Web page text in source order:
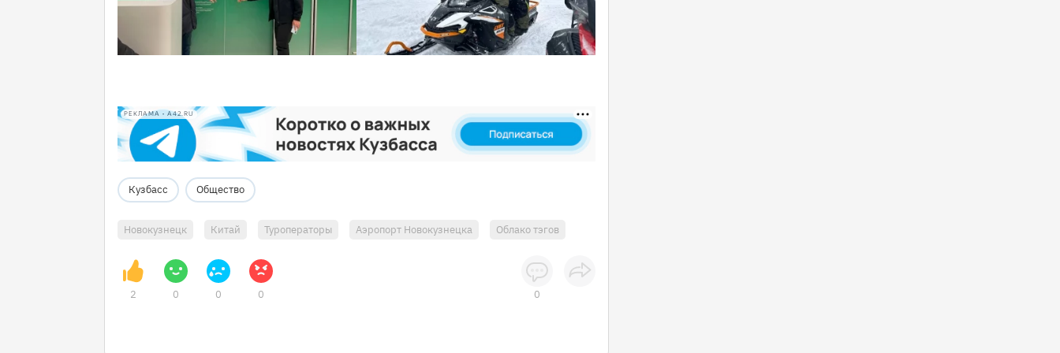
РЕКЛАМА • A42.RU
Кузбасс Общество
Новокузнецк Китай Туроператоры Аэропорт Новокузнецка Облако тэгов
2 0 0 0 0